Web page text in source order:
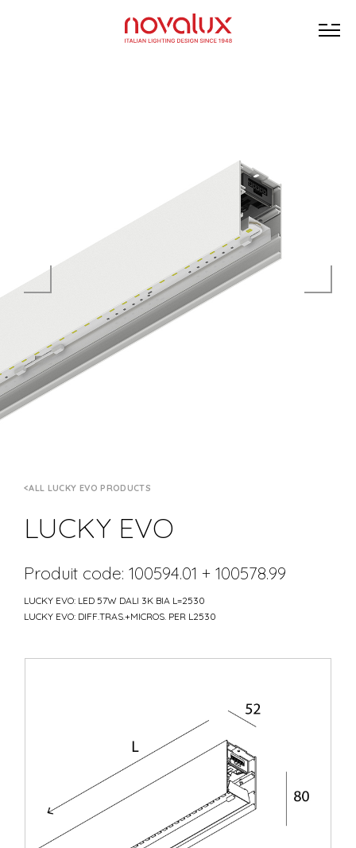
ALL LUCKY EVO PRODUCTS
LUCKY EVO
Produit code: 100594.01 + 100578.99
LUCKY EVO: LED 57W DALI 3K BIA L=2530
LUCKY EVO: DIFF.TRAS.+MICROS. PER L2530